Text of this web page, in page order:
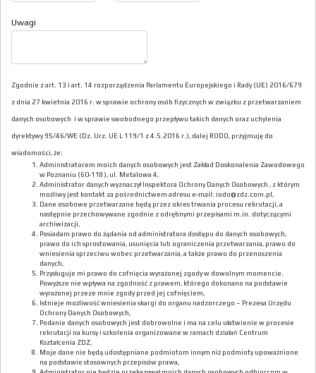
Uwagi
Zgodnie z art. 13 i art. 14 rozporządzenia Parlamentu Europejskiego i Rady (UE) 2016/679
z dnia 27 kwietnia 2016 r. w sprawie ochrony osób fizycznych w związku z przetwarzaniem
danych osobowych i w sprawie swobodnego przepływu takich danych oraz uchylenia
dyrektywy 95/46/WE (Dz. Urz. UE L 119/1 z 4.5.2016 r.), dalej RODO, przyjmuję do
wiadomości, że:
Administratorem moich danych osobowych jest Zakład Doskonalenia Zawodowego
w Poznaniu (60-118), ul. Metalowa 4,
Administrator danych wyznaczył Inspektora Ochrony Danych Osobowych , z którym
możliwy jest kontakt za pośrednictwem adresu e-mail: iodo@zdz.com.pl,
Dane osobowe przetwarzane będą przez okres trwania procesu rekrutacji, a
następnie przechowywane zgodnie z odrębnymi przepisami m.in. dotyczącymi
archiwizacji,
Posiadam prawo do żądania od administratora dostępu do danych osobowych,
prawo do ich sprostowania, usunięcia lub ograniczenia przetwarzania, prawo do
wniesienia sprzeciwu wobec przetwarzania, a także prawo do przenoszenia
danych,
Przysługuje mi prawo do cofnięcia wyrażonej zgody w dowolnym momencie.
Powyższe nie wpływa na zgodność z prawem, którego dokonano na podstawie
wyrażonej przeze mnie zgody przed jej cofnięciem,
Istnieje możliwość wniesienia skargi do organu nadzorczego – Prezesa Urzędu
Ochrony Danych Osobowych,
Podanie danych osobowych jest dobrowolne i ma na celu ułatwienie w procesie
rekrutacji na kursy i szkolenia organizowane w ramach działań Centrum
Kształcenia ZDZ,
Moje dane nie będą udostępniane podmiotom innym niż podmioty upoważnione
na podstawie stosownych przepisów prawa,